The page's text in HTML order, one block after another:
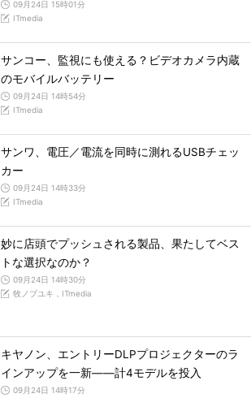
09月24日 15時01分
ITmedia
サンコー、監視にも使える？ビデオカメラ内蔵
のモバイルバッテリー
09月24日 14時54分
ITmedia
サンワ、電圧／電流を同時に測れるUSBチェッ
カー
09月24日 14時33分
ITmedia
妙に店頭でプッシュされる製品、果たしてベス
トな選択なのか？
09月24日 14時30分
牧ノブユキ，ITmedia
キヤノン、エントリーDLPプロジェクターのラ
インアップを一新――計4モデルを投入
09月24日 14時17分